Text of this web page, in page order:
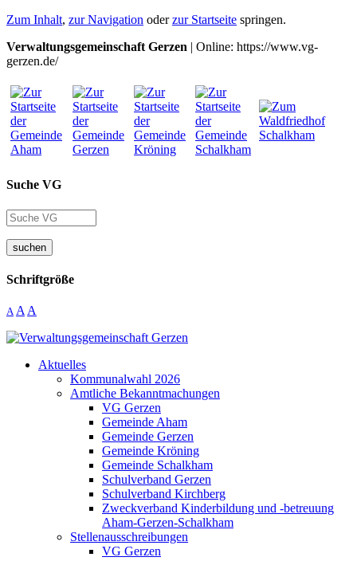
Zum Inhalt, zur Navigation oderzur Startseite springen.
Verwaltungsgemeinschaft Gerzen | Online: https://www.vg-
gerzen.de/
Suche VG
suchen
Schriftgröße
A A A
Aktuelles
Kommunalwahl 2026
Amtliche Bekanntmachungen
VG Gerzen
Gemeinde Aham
Gemeinde Gerzen
Gemeinde Kröning
Gemeinde Schalkham
Schulverband Gerzen
Schulverband Kirchberg
Zweckverband Kinderbildung und -betreuung
Aham-Gerzen-Schalkham
Stellenausschreibungen
VG Gerzen